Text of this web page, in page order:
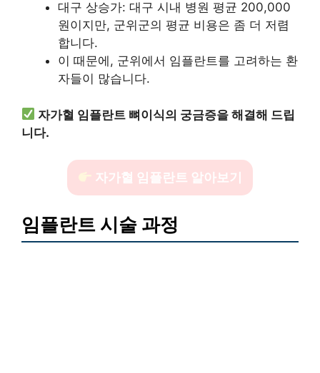
대구 상승가: 대구 시내 병원 평균 200,000
원이지만, 군위군의 평균 비용은 좀 더 저렴
합니다.
이 때문에, 군위에서 임플란트를 고려하는 환
자들이 많습니다.
자가혈 임플란트 뼈이식의 궁금증을 해결해 드립
니다.
자가혈 임플란트 알아보기
임플란트 시술 과정